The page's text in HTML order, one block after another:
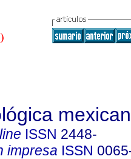
ISSN 2448-
impresa ISSN